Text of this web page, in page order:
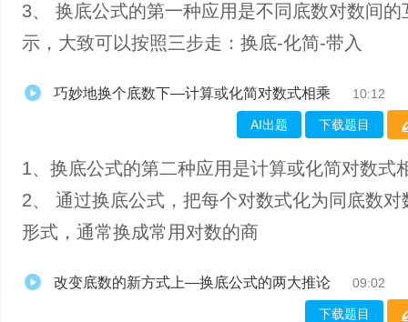
3、 换底公式的第一种应用是不同底数对数间的
示，大致可以按照三步走：换底-化简-带入
巧妙地换个底数下—计算或化简对数式相乘 10:12
AI出题 下载题目
1、​换底公式的第二种应用是计算或化简对数式
2、 通过换底公式，把每个对数式化为同底数对
形式，通常换成常用对数的商
改变底数的新方式上—换底公式的两大推论 09:02
下载题目